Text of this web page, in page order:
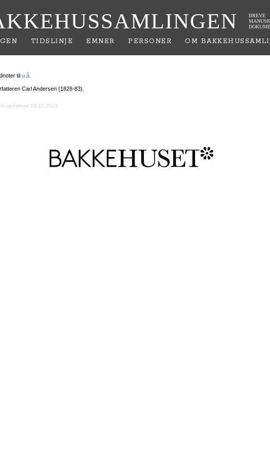
BREVE
TIDSLINJE EMNER PERSONER OM
til u.å.
Carl Andersen (1828-83).
opdateret 16.12.2015